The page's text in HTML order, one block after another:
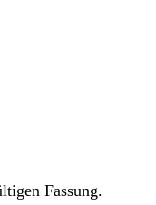
Fassung.